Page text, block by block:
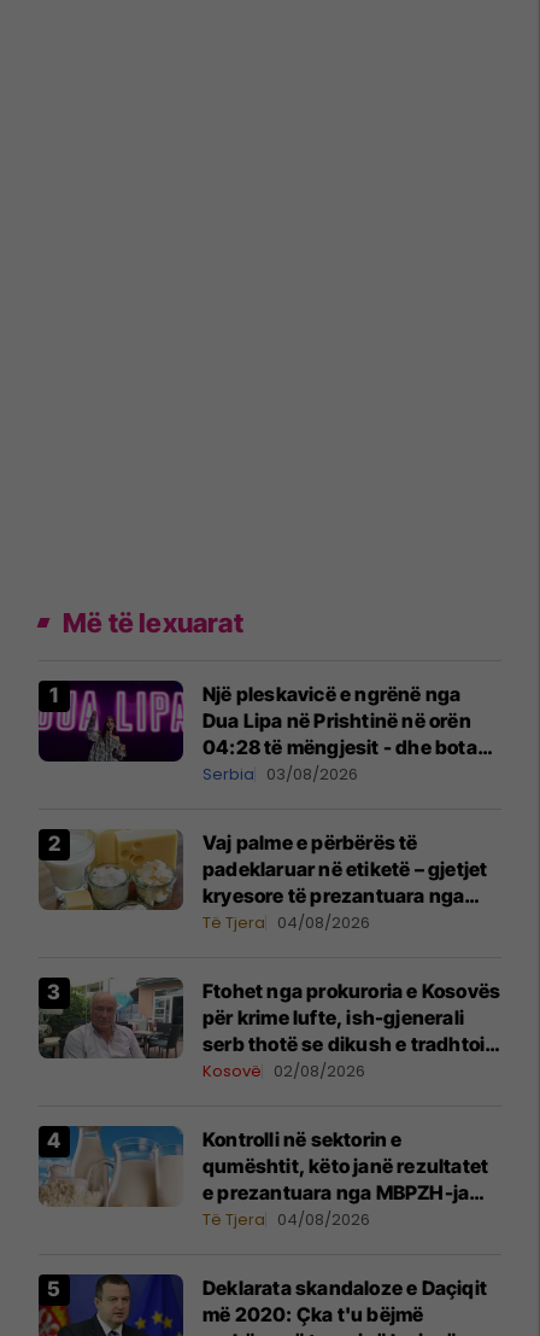
Më të lexuarat
Një pleskavicë e ngrënë nga
Dua Lipa në Prishtinë në orën
04:28 të mëngjesit - dhe bota
digjitale serbe shpall gjendjen e
Serbia 03/08/2026
Vaj palme e përbërës të
padeklaruar në etiketë – gjetjet
kryesore të prezantuara nga
AUV-i pas kontrollit në sektorin
Të Tjera 04/08/2026
Ftohet nga prokuroria e Kosovës
për krime lufte, ish-gjenerali
serb thotë se dikush e tradhtoi
në Beograd
Kosovë 02/08/2026
Kontrolli në sektorin e
qumështit, këto janë rezultatet
e prezantuara nga MBPZH-ja
dhe AUV
Të Tjera 04/08/2026
​Deklarata skandaloze e Daçiqit
më 2020: Çka t'u bëjmë